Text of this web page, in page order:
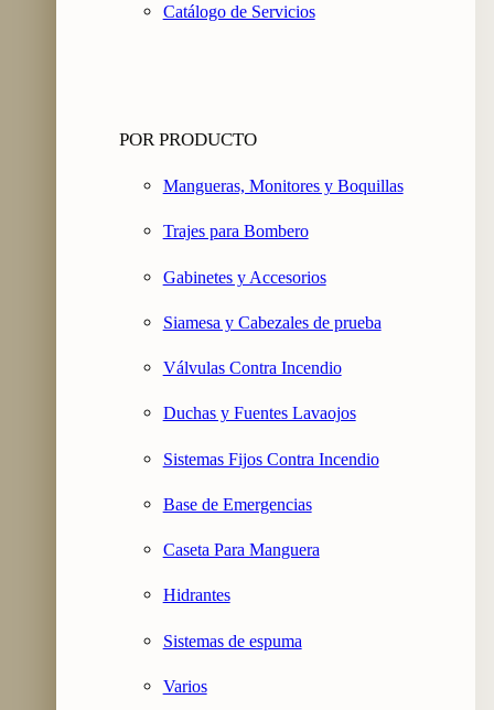
Catálogo de Servicios
POR PRODUCTO
Mangueras, Monitores y Boquillas
Trajes para Bombero
Gabinetes y Accesorios
Siamesa y Cabezales de prueba
Válvulas Contra Incendio
Duchas y Fuentes Lavaojos
Sistemas Fijos Contra Incendio
Base de Emergencias
Caseta Para Manguera
Hidrantes
Sistemas de espuma
Varios